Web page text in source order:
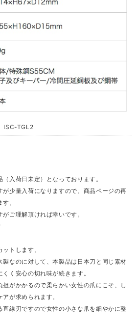
TGL2
入荷日未定）となっております。
が少量入荷になりますので、商品ページの再
。
ご理解頂ければ幸いです。
トします。
なのに対して、本製品は日本刀と同じ素材
く安心の切れ味が続きます。
がかかるので柔らかい女性の爪にこそ、し
が求められます。
直線刃ですので女性の小さな爪を細やかに整